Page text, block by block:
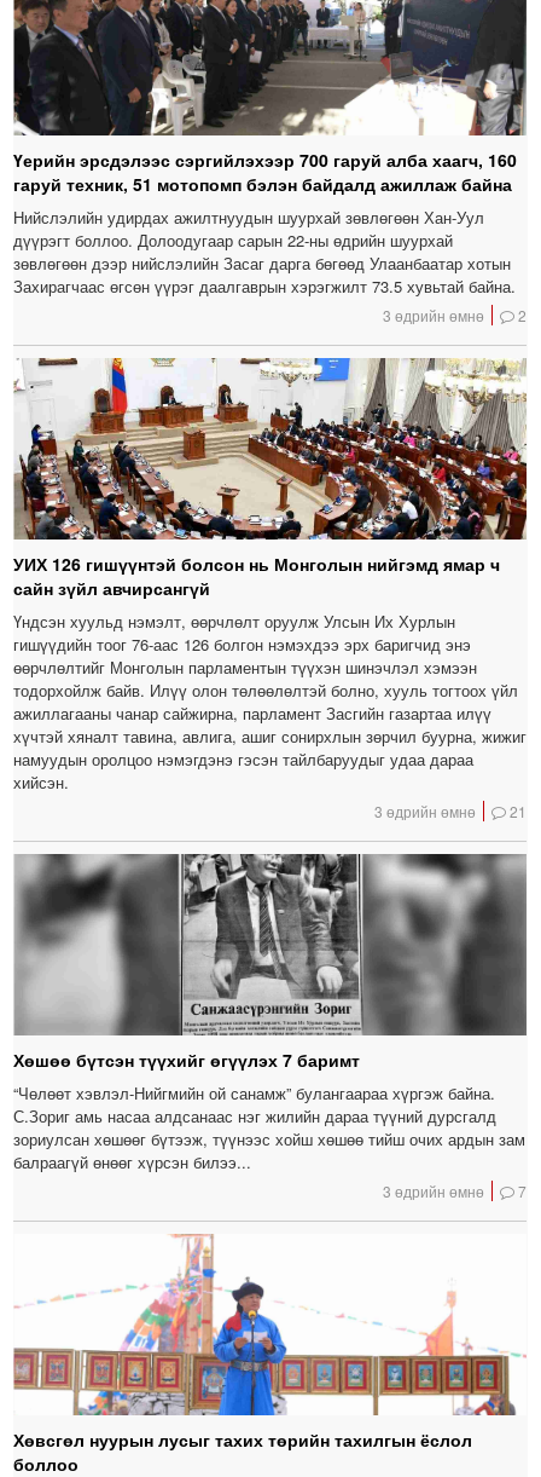
Үерийн эрсдэлээс сэргийлэхээр 700 гаруй алба хаагч, 160
гаруй техник, 51 мотопомп бэлэн байдалд ажиллаж байна
Нийслэлийн удирдах ажилтнуудын шуурхай зөвлөгөөн Хан-Уул
дүүрэгт боллоо. Долоодугаар сарын 22-ны өдрийн шуурхай
зөвлөгөөн дээр нийслэлийн Засаг дарга бөгөөд Улаанбаатар хотын
Захирагчаас өгсөн үүрэг даалгаврын хэрэгжилт 73.5 хувьтай байна.
3 өдрийн өмнө 2
УИХ 126 гишүүнтэй болсон нь Монголын нийгэмд ямар ч
сайн зүйл авчирсангүй
Үндсэн хуульд нэмэлт, өөрчлөлт оруулж Улсын Их Хурлын
гишүүдийн тоог 76-аас 126 болгон нэмэхдээ эрх баригчид энэ
өөрчлөлтийг Монголын парламентын түүхэн шинэчлэл хэмээн
тодорхойлж байв. Илүү олон төлөөлөлтэй болно, хууль тогтоох үйл
ажиллагааны чанар сайжирна, парламент Засгийн газартаа илүү
хүчтэй хяналт тавина, авлига, ашиг сонирхлын зөрчил буурна, жижиг
намуудын оролцоо нэмэгдэнэ гэсэн тайлбаруудыг удаа дараа
хийсэн.
3 өдрийн өмнө 21
Хөшөө бүтсэн түүхийг өгүүлэх 7 баримт
“Чөлөөт хэвлэл-Нийгмийн ой санамж” булангаараа хүргэж байна.
С.Зориг амь насаа алдсанаас нэг жилийн дараа түүний дурсгалд
зориулсан хөшөөг бүтээж, түүнээс хойш хөшөө тийш очих ардын зам
балраагүй өнөөг хүрсэн билээ...
3 өдрийн өмнө 7
Хөвсгөл нуурын лусыг тахих төрийн тахилгын ёслол
боллоо